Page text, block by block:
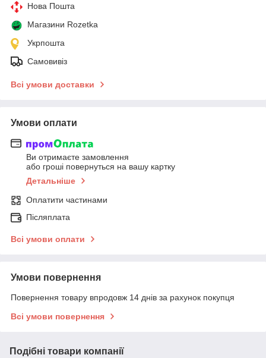
Нова Пошта
Магазини Rozetka
Укрпошта
Самовивіз
Всі умови доставки
Умови оплати
Ви отримаєте замовлення
або гроші повернуться на вашу картку
Детальніше
Оплатити частинами
Післяплата
Всі умови оплати
Умови повернення
Повернення товару впродовж 14 днів за рахунок покупця
Всі умови повернення
Подібні товари компанії